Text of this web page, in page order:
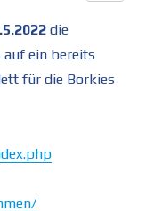
die
ein bereits
für die Borkies